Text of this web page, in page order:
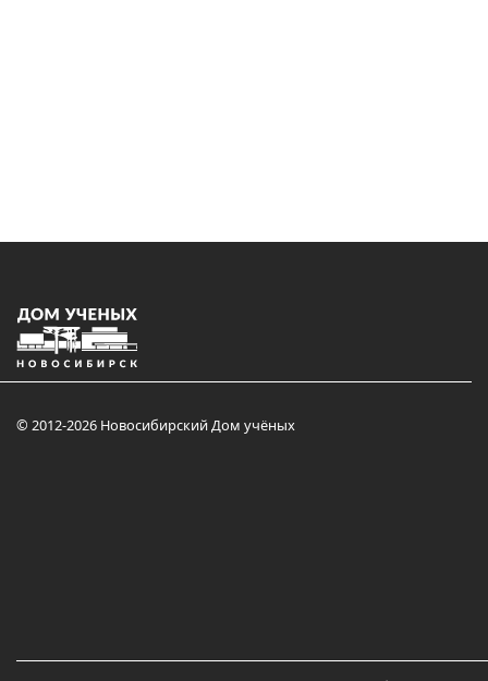
© 2012-2026 Новосибирский Дом учёных